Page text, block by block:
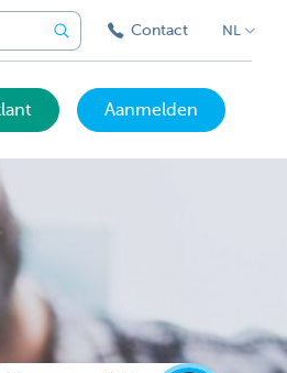
Contact NL
Aanmelden
een
KBC